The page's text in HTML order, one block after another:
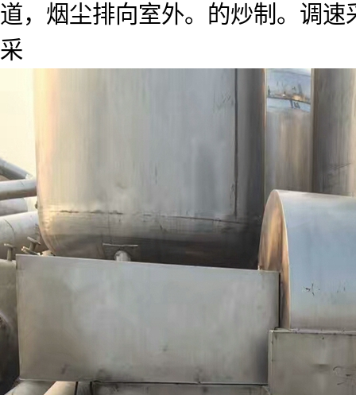
道，烟尘排向室外。的炒制。调
采